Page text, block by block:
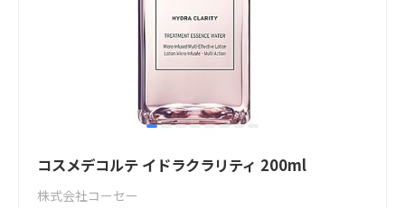
item
1
8
コスメデコルテ イドラクラリティ 200ml
株式会社コーセー